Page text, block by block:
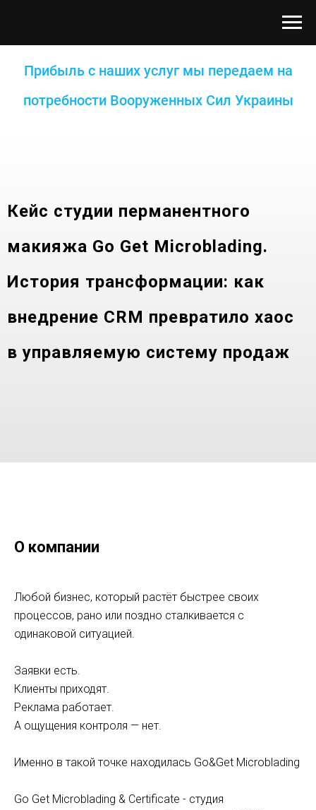
Прибыль с наших услуг мы передаем на
потребности Вооруженных Сил Украины
Кейс студии перманентного
макияжа Go Get Microblading.
История трансформации: как
внедрение CRM превратило хаос
в управляемую систему продаж
О компании
Любой бизнес, который растёт быстрее своих
процессов, рано или поздно сталкивается с
одинаковой ситуацией.
Заявки есть.
Клиенты приходят.
Реклама работает.
А ощущения контроля — нет.
Именно в такой точке находилась Go&Get Microblading
Go Get Microblading & Certificate - студия